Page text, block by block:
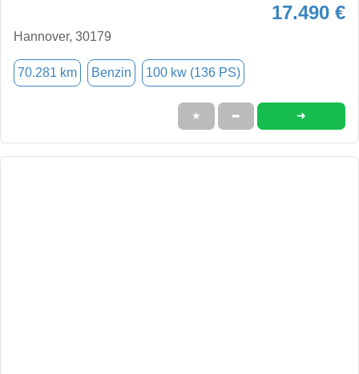
17.490 €
Hannover, 30179
70.281 km Benzin 100 kw (136 PS)
★ ➦ ➜